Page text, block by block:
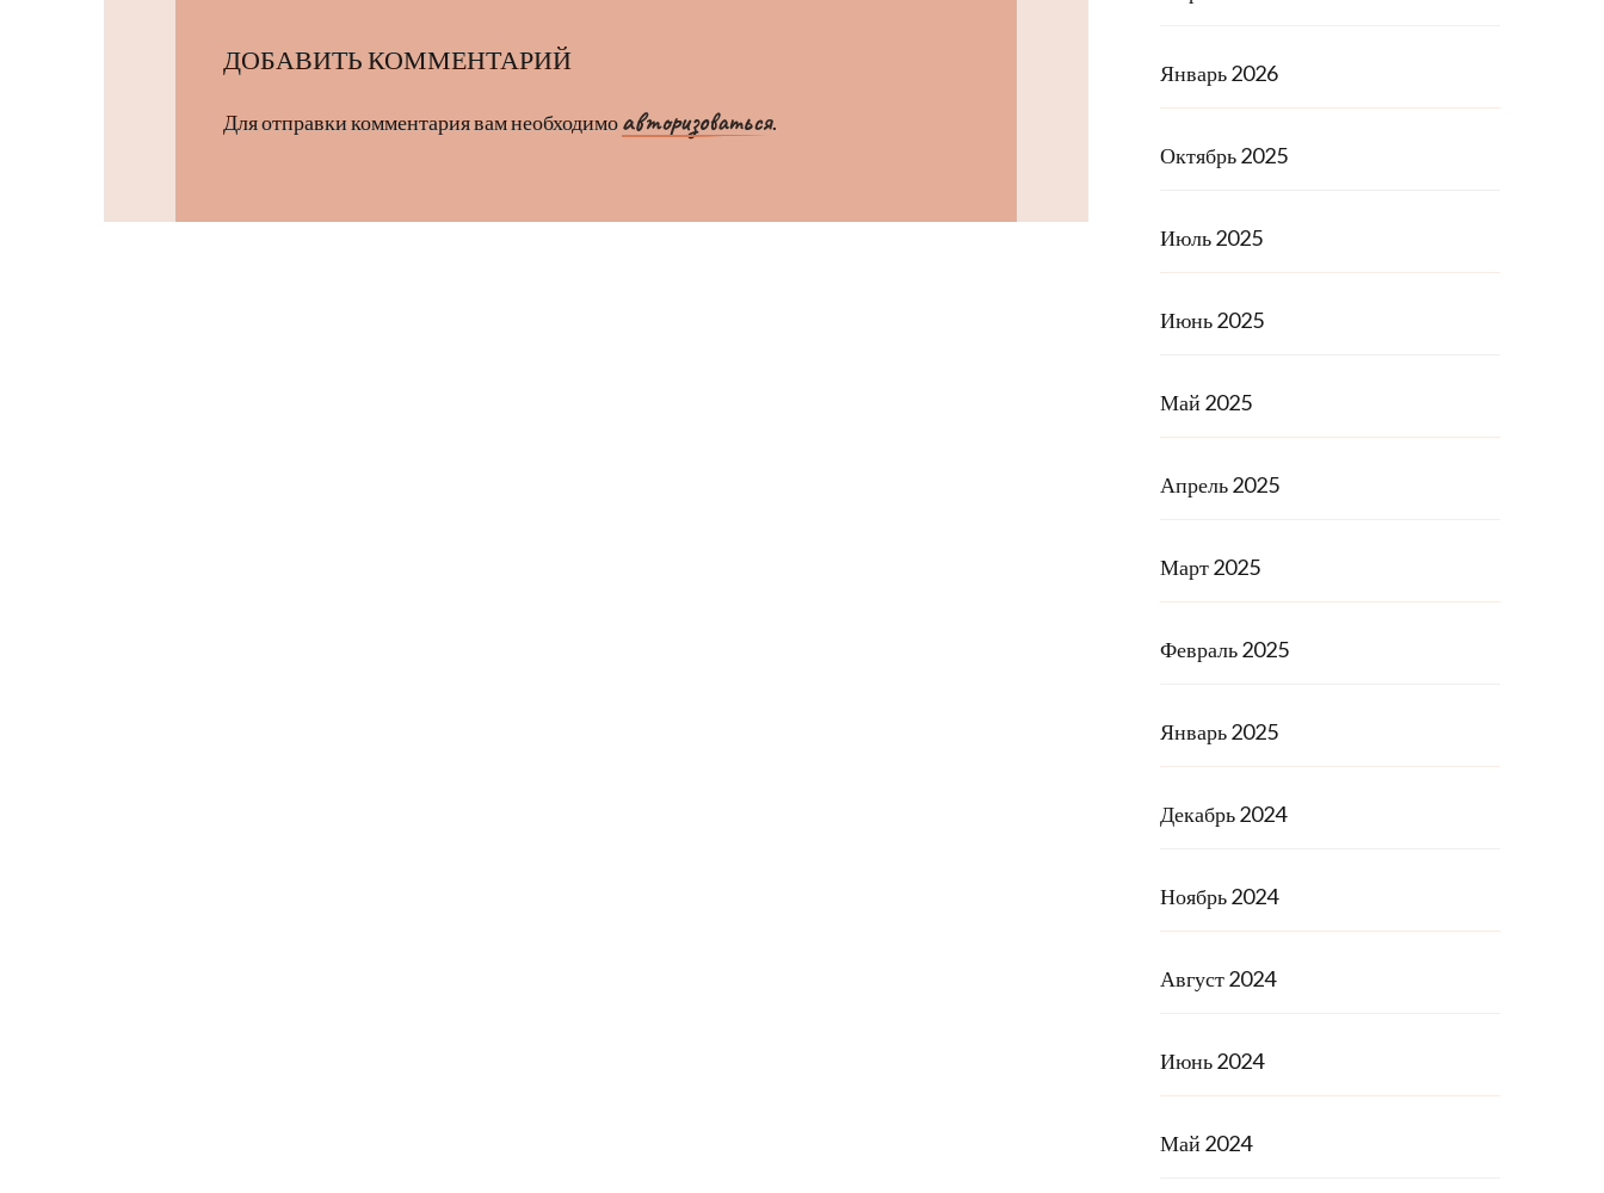
ДОБАВИТЬ КОММЕНТАРИЙ
Для отправки комментария вам необходимоавторизоваться.
Январь 2026
Октябрь 2025
Июль 2025
Июнь 2025
Май 2025
Апрель 2025
Март 2025
Февраль 2025
Январь 2025
Декабрь 2024
Ноябрь 2024
Август 2024
Июнь 2024
Май 2024